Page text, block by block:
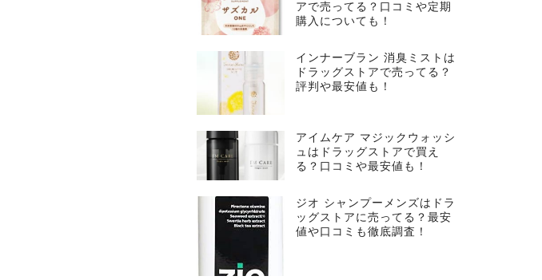
アで売ってる？口コミや定期
購入についても！
インナーブラン 消臭ミストは
ドラッグストアで売ってる？
評判や最安値も！
アイムケア マジックウォッシ
ュはドラッグストアで買え
る？口コミや最安値も！
ジオ シャンプーメンズはドラ
ッグストアに売ってる？最安
値や口コミも徹底調査！